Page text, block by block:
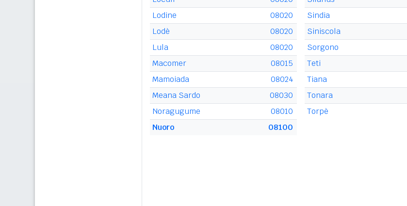
Lodine
08020
Lodè
08020
Lula
08020
Macomer
08015
Mamoiada
08024
Meana Sardo
08030
Noragugume
08010
Nuoro
08100
Sindia
Siniscola
Sorgono
Teti
Tiana
Tonara
Torpè